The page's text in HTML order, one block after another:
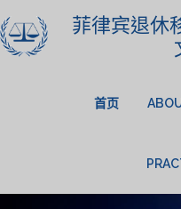
菲律宾退休
首页